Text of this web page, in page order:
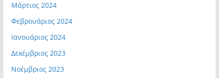
Μάρτιος 2024
Φεβρουάριος 2024
Ιανουάριος 2024
Δεκέμβριος 2023
Νοέμβριος 2023